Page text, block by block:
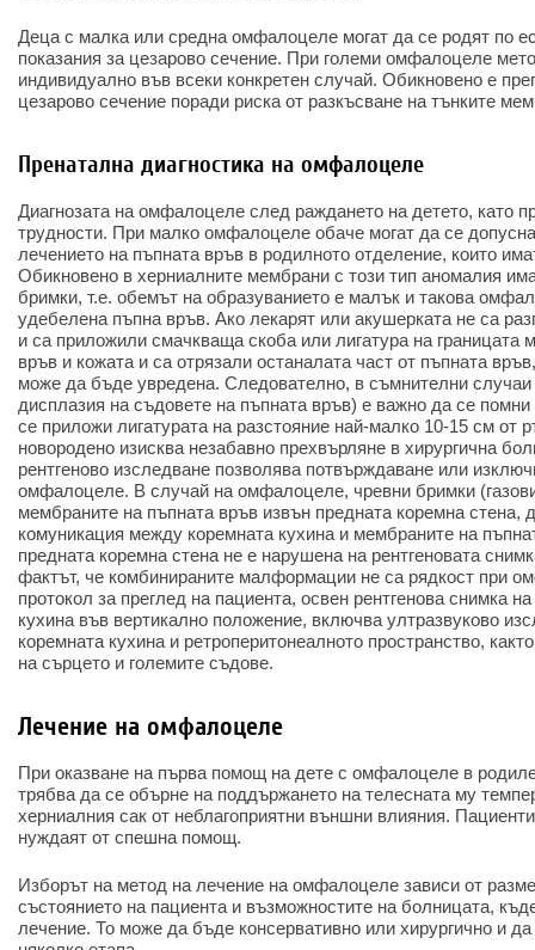
Деца с малка или средна омфалоцеле могат да се родят по
показания за цезарово сечение. При големи омфалоцеле
индивидуално във всеки конкретен случай. Обикновено е
цезарово сечение поради риска от разкъсване на тънките
Пренатална диагностика на омфалоцеле
Диагнозата на омфалоцеле след раждането на детето, като
трудности. При малко омфалоцеле обаче могат да се
лечението на пъпната връв в родилното отделение, които
Обикновено в херниалните мембрани с този тип аномалия
бримки, т.е. обемът на образуванието е малък и такова
удебелена пъпна връв. Ако лекарят или акушерката не са
и са приложили смачкваща скоба или лигатура на границата
връв и кожата и са отрязали останалата част от пъпната
може да бъде увредена. Следователно, в съмнителни
дисплазия на съдовете на пъпната връв) е важно да се
се приложи лигатурата на разстояние най-малко 10-15 см от
новородено изисква незабавно прехвърляне в хирургична
рентгеново изследване позволява потвърждаване или
омфалоцеле. В случай на омфалоцеле, чревни бримки
мембраните на пъпната връв извън предната коремна стена,
комуникация между коремната кухина и мембраните на
предната коремна стена не е нарушена на рентгеновата
фактът, че комбинираните малформации не са рядкост при
протокол за преглед на пациента, освен рентгенова снимка
кухина във вертикално положение, включва ултразвуково
коремната кухина и ретроперитонеалното пространство,
на сърцето и големите съдове.
Лечение на омфалоцеле
При оказване на първа помощ на дете с омфалоцеле в
трябва да се обърне на поддържането на телесната му
херниалния сак от неблагоприятни външни влияния.
нуждаят от спешна помощ.
Изборът на метод на лечение на омфалоцеле зависи от
състоянието на пациента и възможностите на болницата,
лечение. То може да бъде консервативно или хирургично и